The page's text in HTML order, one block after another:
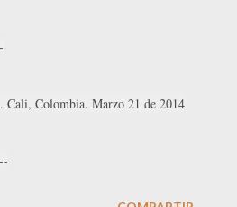
Cali, Colombia. Marzo 21 de 2014